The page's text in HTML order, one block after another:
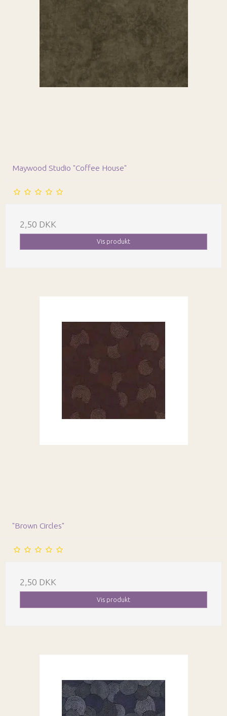
Maywood Studio "Coffee House"
2,50 DKK
Vis produkt
"Brown Circles"
2,50 DKK
Vis produkt